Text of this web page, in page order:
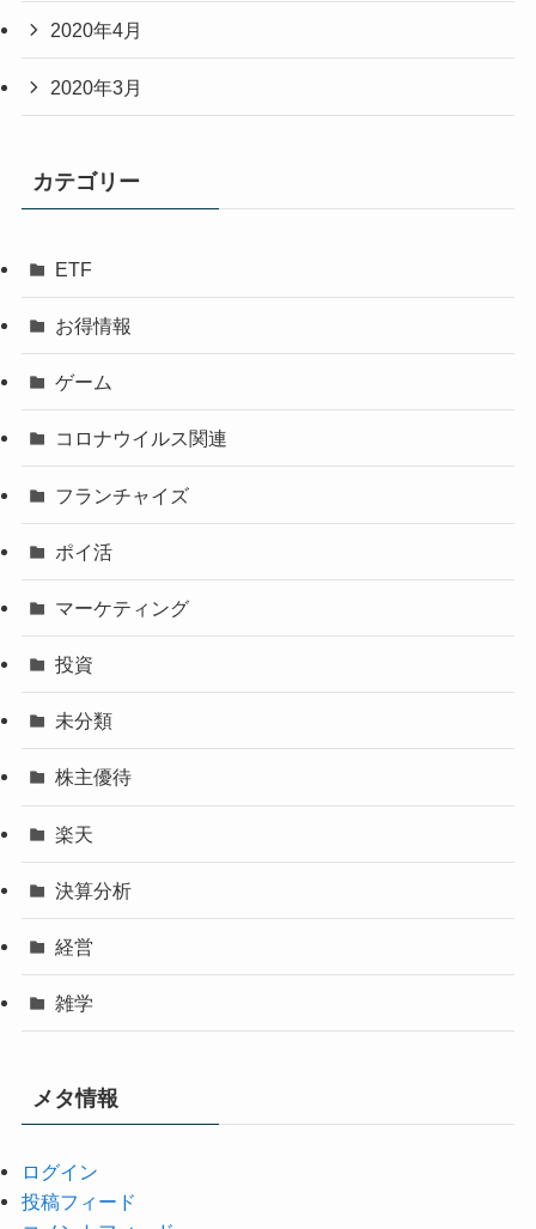
2020年4月
2020年3月
カテゴリー
ETF
お得情報
ゲーム
コロナウイルス関連
フランチャイズ
ポイ活
マーケティング
投資
未分類
株主優待
楽天
決算分析
経営
雑学
メタ情報
ログイン
投稿フィード